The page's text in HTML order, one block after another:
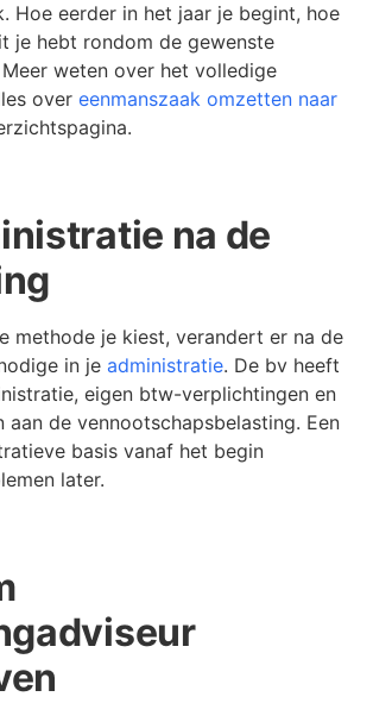
Hoe eerder in het jaar je begint, hoe
je hebt rondom de gewenste
weten over het volledige
over eenmanszaak omzetten naar
na de
methode je kiest, verandert er na de
in je administratie. De bv heeft
eigen btw-verplichtingen en
aan de vennootschapsbelasting. Een
basis vanaf het begin
later.